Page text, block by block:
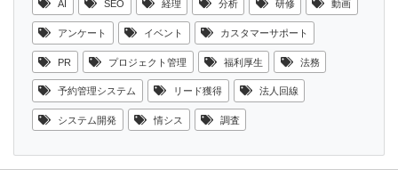
AI SEO 経理 分析 研修 動画
アンケート イベント カスタマーサポート
PR プロジェクト管理 福利厚生 法務
予約管理システム リード獲得 法人回線
システム開発 情シス 調査